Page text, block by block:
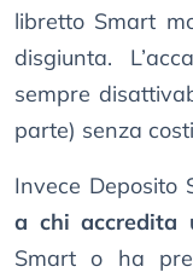
libretto Smart
disgiunta.
sempre
parte) senza
Invece Deposito
a chi accredita
Smart o ha